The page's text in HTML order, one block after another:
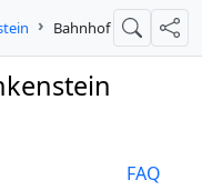
Bahnhof Suche
FAQ